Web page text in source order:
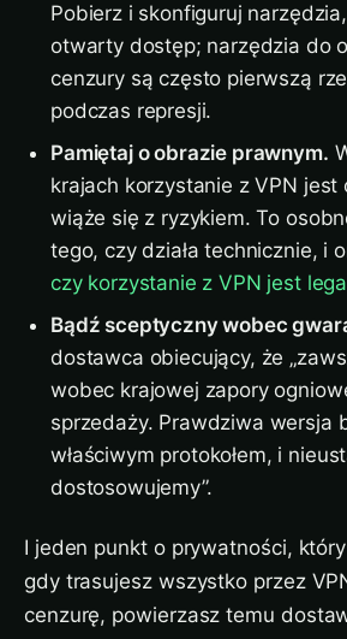
Pobierz i skonfiguruj
otwarty dostęp; narzędzia do
cenzury są często pierwszą
podczas represji.
Pamiętaj o obrazie prawnym.
krajach korzystanie z VPN jest
wiąże się z ryzykiem. To
tego, czy działa technicznie, i
czy korzystanie z VPN jest
Bądź sceptyczny wobec
dostawca obiecujący, że
wobec krajowej zapory
sprzedaży. Prawdziwa wersja
właściwym protokołem, i
dostosowujemy”.
I jeden punkt o prywatności,
gdy trasujesz wszystko przez
cenzurę, powierzasz temu